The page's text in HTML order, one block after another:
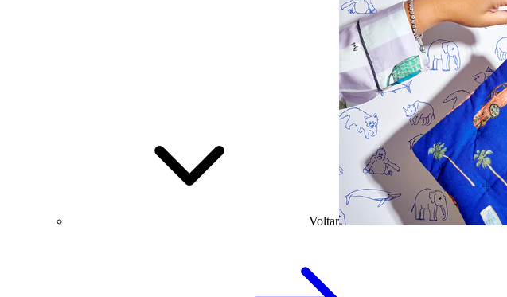
Voltar